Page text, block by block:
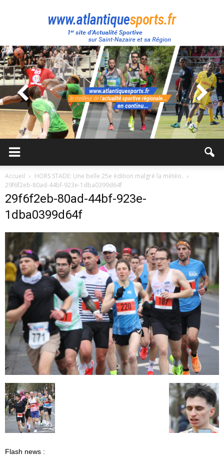
Atlantique
Sport
Accueil
HORS STADE: Une belle 25e édition malgré la météo.
29f6f2eb-80ad-44bf-923e-1dba0399d64f
29f6f2eb-80ad-44bf-923e-
1dba0399d64f
Flash news :